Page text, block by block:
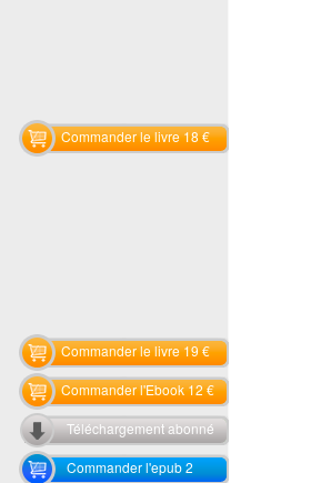
Commander le livre 18 €
Commander le livre 19 €
Commander l'Ebook 12 €
Téléchargement abonné
Commander l'epub 2